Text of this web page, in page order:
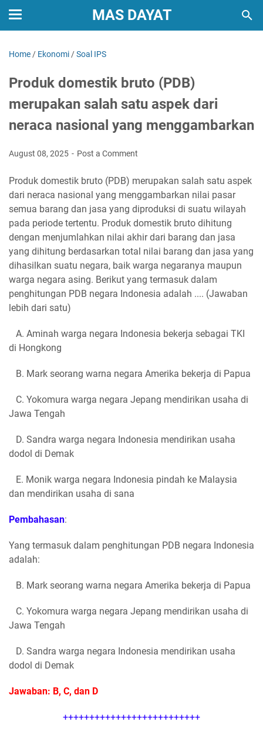
MAS DAYAT
Home / Ekonomi /Soal IPS
Produk domestik bruto (PDB)
merupakan salah satu aspek dari
neraca nasional yang menggambarkan
August 08, 2025 Post a Comment
Produk domestik bruto (PDB) merupakan salah satu aspek
dari neraca nasional yang menggambarkan nilai pasar
semua barang dan jasa yang diproduksi di suatu wilayah
pada periode tertentu. Produk domestik bruto dihitung
dengan menjumlahkan nilai akhir dari barang dan jasa
yang dihitung berdasarkan total nilai barang dan jasa yang
dihasilkan suatu negara, baik warga negaranya maupun
warga negara asing. Berikut yang termasuk dalam
penghitungan PDB negara Indonesia adalah .... (Jawaban
lebih dari satu)
A. Aminah warga negara Indonesia bekerja sebagai TKI
di Hongkong
B. Mark seorang warna negara Amerika bekerja di Papua
C. Yokomura warga negara Jepang mendirikan usaha di
Jawa Tengah
D. Sandra warga negara Indonesia mendirikan usaha
dodol di Demak
E. Monik warga negara Indonesia pindah ke Malaysia
dan mendirikan usaha di sana
Pembahasan:
Yang termasuk dalam penghitungan PDB negara Indonesia
adalah:
B. Mark seorang warna negara Amerika bekerja di Papua
C. Yokomura warga negara Jepang mendirikan usaha di
Jawa Tengah
D. Sandra warga negara Indonesia mendirikan usaha
dodol di Demak
Jawaban: B, C, dan D
++++++++++++++++++++++++++